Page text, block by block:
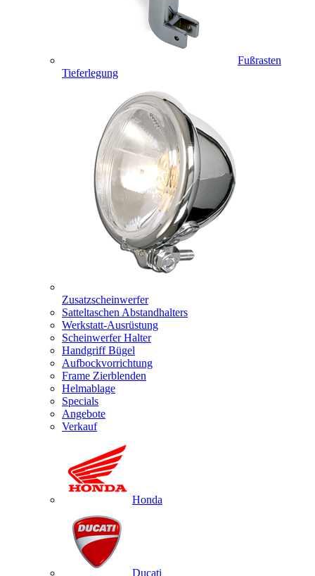
Fußrasten
Tieferlegung
Zusatzscheinwerfer
Satteltaschen Abstandhalters
Werkstatt-Ausrüstung
Scheinwerfer Halter
Handgriff Bügel
Aufbockvorrichtung
Frame Zierblenden
Helmablage
Specials
Angebote
Verkauf
Honda
Ducati